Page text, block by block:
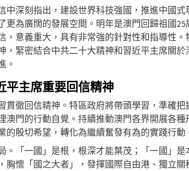
中深刻指出，建設世界科技強國，推進中國式
更為廣闊的發展空間。明年是澳門回歸祖國
，意義重大，具有非常強的針對性和指導性
，緊密結合中共二十大精神和習近平主席關
。
平主席重要回信精神
貫徹回信精神。特區政府將帶頭學習，準確把
澳門的行動自覺。持續推動澳門各界開展各
的殷切希望，轉化為繼續奮發有為的實踐行動
。「一國」是根，根深才能葉茂；「一國」是
胸懷「國之大者」，發揮國際自由港、獨立